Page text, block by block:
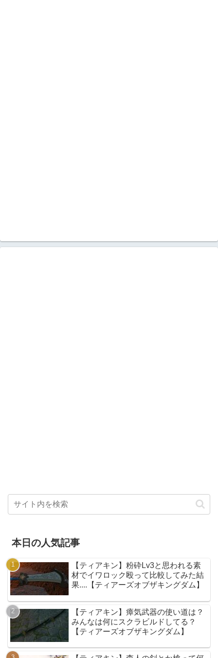
本日の人気記事
【ティアキン】粉砕Lv3と思われる素
材でイワロック殴って比較してみた結
果....【ティアーズオブザキングダム】
【ティアキン】瘴気武器の使い道は？
みんなは何にスクラビルドしてる？
【ティアーズオブザキングダム】